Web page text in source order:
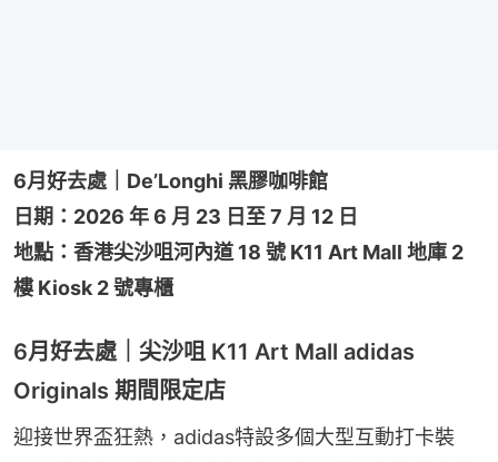
6月好去處｜De’Longhi 黑膠咖啡館
日期：2026 年 6 月 23 日至 7 月 12 日
地點：香港尖沙咀河內道 18 號 K11 Art Mall 地庫 2
樓 Kiosk 2 號專櫃
6月好去處｜尖沙咀 K11 Art Mall adidas
Originals 期間限定店
迎接世界盃狂熱，adidas特設多個大型互動打卡裝